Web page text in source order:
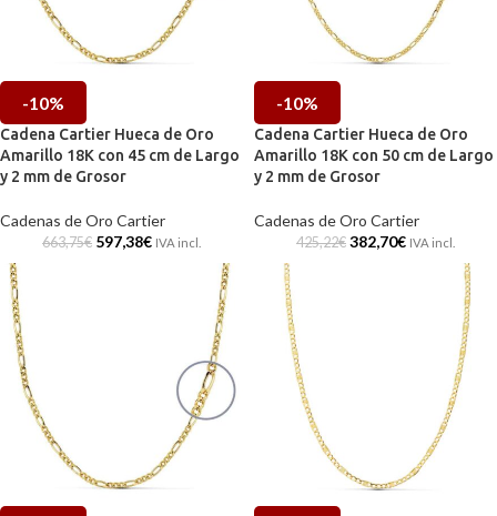
-10%
Cadena Cartier Hueca de Oro
Amarillo 18K con 45 cm de Largo
y 2 mm de Grosor
Cadenas de Oro Cartier
663,75€ 597,38€ IVA incl.
-10%
Cadena Cartier Hueca de Oro
Amarillo 18K con 50 cm de Largo
y 2 mm de Grosor
Cadenas de Oro Cartier
425,22€ 382,70€ IVA incl.